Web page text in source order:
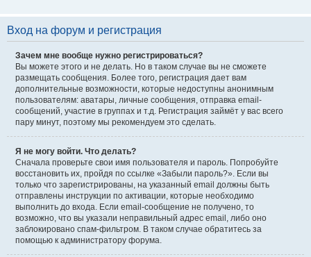
Вход на форум и регистрация
Зачем мне вообще нужно регистрироваться?
Вы можете этого и не делать. Но в таком случае вы не сможете
размещать сообщения. Более того, регистрация дает вам
дополнительные возможности, которые недоступны анонимным
пользователям: аватары, личные сообщения, отправка email-
сообщений, участие в группах и т.д. Регистрация займёт у вас всего
пару минут, поэтому мы рекомендуем это сделать.
Я не могу войти. Что делать?
Сначала проверьте свои имя пользователя и пароль. Попробуйте
восстановить их, пройдя по ссылке «Забыли пароль?». Если вы
только что зарегистрированы, на указанный email должны быть
отправлены инструкции по активации, которые необходимо
выполнить до входа. Если email-сообщение не получено, то
возможно, что вы указали неправильный адрес email, либо оно
заблокировано спам-фильтром. В таком случае обратитесь за
помощью к администратору форума.